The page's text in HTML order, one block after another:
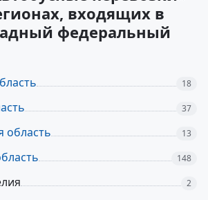
входящих в
федеральный
18
37
область 13
148
2